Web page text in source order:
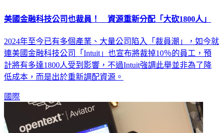
美國金融科技公司也裁員！ 資源重新分配「大砍1800人」
2024年至今已有多個產業、大量公司陷入「裁員潮」，如今就
連美國金融科技公司「Intuit」也宣布將裁掉10％的員工，預
計將有多達1800人受到影響，不過Intuit強調此舉並非為了降
低成本，而是出於重新調配資源。
國際